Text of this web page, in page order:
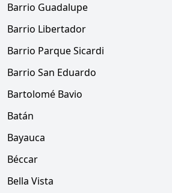
Barrio Guadalupe
Barrio Libertador
Barrio Parque Sicardi
Barrio San Eduardo
Bartolomé Bavio
Batán
Bayauca
Béccar
Bella Vista